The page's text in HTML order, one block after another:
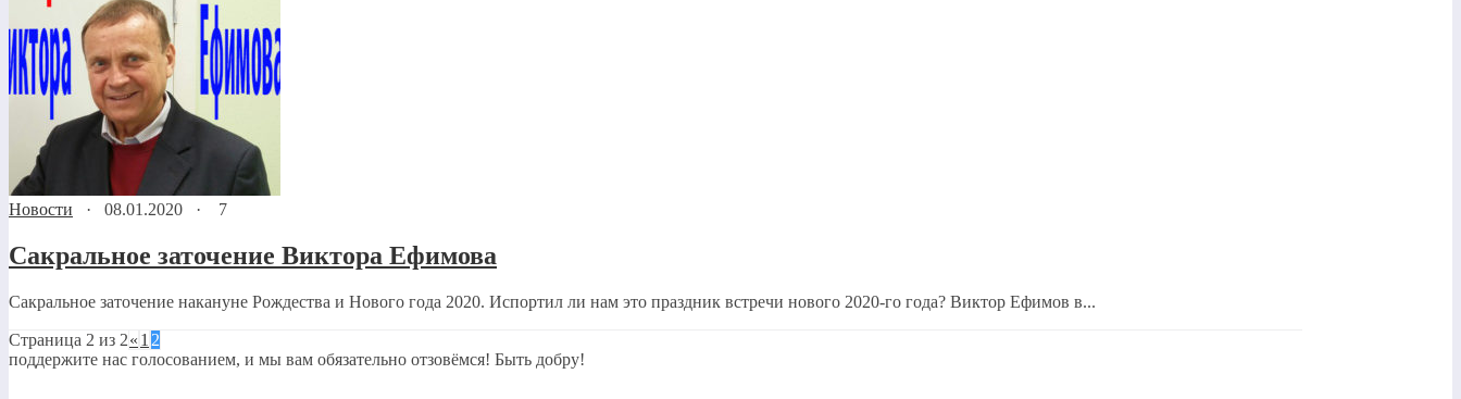
Новости · 08.01.2020 · 7
Сакральное заточение Виктора Ефимова
Сакральное заточение накануне Рождества и Нового года 2020. Испортил ли нам это праздник встречи нового 2020-го года? Виктор Ефимов в...
Страница 2 из 2« 1 2
поддержите нас голосованием, и мы вам обязательно отзовёмся! Быть добру!